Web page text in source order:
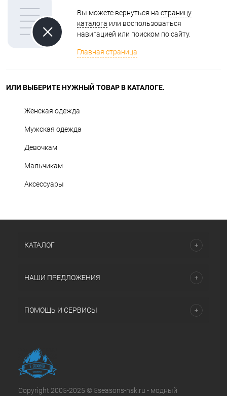
Вы можете вернуться на страницу
каталога или воспользоваться
навигацией или поиском по сайту.
Главная страница
ИЛИ ВЫБЕРИТЕ НУЖНЫЙ ТОВАР В КАТАЛОГЕ.
Женская одежда
Мужская одежда
Девочкам
Мальчикам
Аксессуары
КАТАЛОГ
НАШИ ПРЕДЛОЖЕНИЯ
ПОМОЩЬ И СЕРВИСЫ
Copyright 2005-2025 © 5seasons-nsk.ru - модный